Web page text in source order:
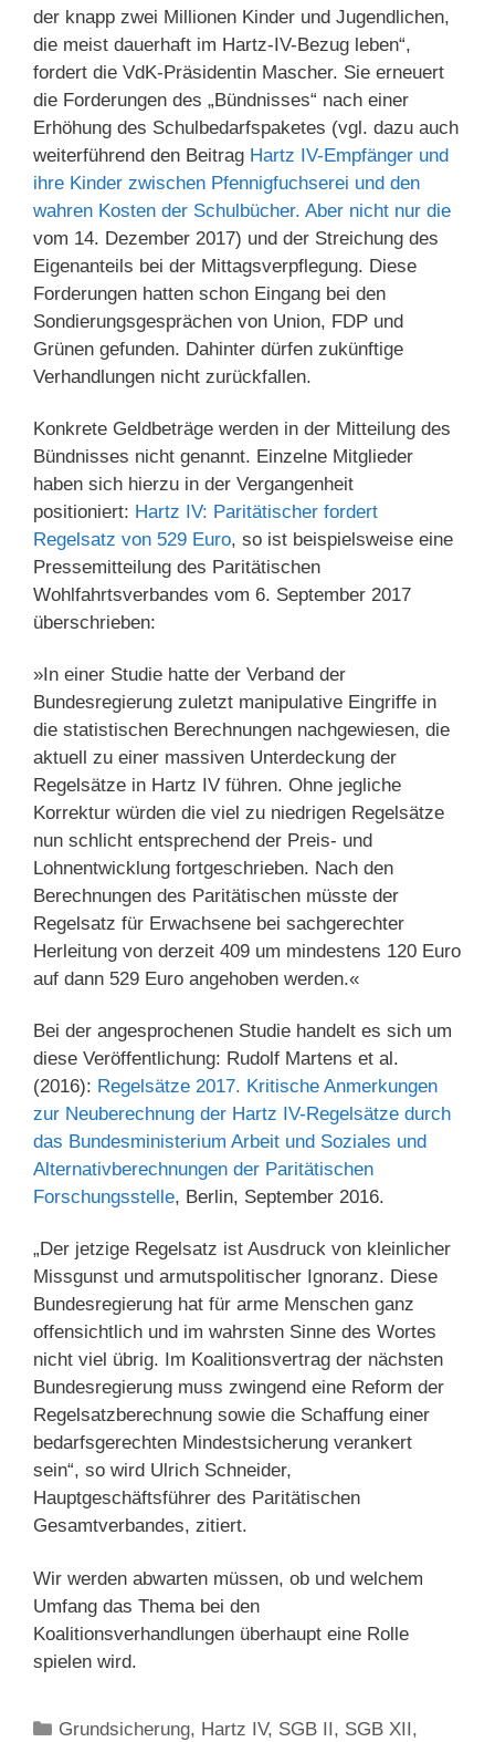
der knapp zwei Millionen Kinder und Jugendlichen,
die meist dauerhaft im Hartz-IV-Bezug leben“,
fordert die VdK-Präsidentin Mascher. Sie erneuert
die Forderungen des „Bündnisses“ nach einer
Erhöhung des Schulbedarfspaketes (vgl. dazu auch
weiterführend den Beitrag Hartz IV-Empfänger und
ihre Kinder zwischen Pfennigfuchserei und den
wahren Kosten der Schulbücher. Aber nicht nur die
vom 14. Dezember 2017) und der Streichung des
Eigenanteils bei der Mittagsverpflegung. Diese
Forderungen hatten schon Eingang bei den
Sondierungsgesprächen von Union, FDP und
Grünen gefunden. Dahinter dürfen zukünftige
Verhandlungen nicht zurückfallen.
Konkrete Geldbeträge werden in der Mitteilung des
Bündnisses nicht genannt. Einzelne Mitglieder
haben sich hierzu in der Vergangenheit
positioniert: Hartz IV: Paritätischer fordert
Regelsatz von 529 Euro, so ist beispielsweise eine
Pressemitteilung des Paritätischen
Wohlfahrtsverbandes vom 6. September 2017
überschrieben:
»In einer Studie hatte der Verband der
Bundesregierung zuletzt manipulative Eingriffe in
die statistischen Berechnungen nachgewiesen, die
aktuell zu einer massiven Unterdeckung der
Regelsätze in Hartz IV führen. Ohne jegliche
Korrektur würden die viel zu niedrigen Regelsätze
nun schlicht entsprechend der Preis- und
Lohnentwicklung fortgeschrieben. Nach den
Berechnungen des Paritätischen müsste der
Regelsatz für Erwachsene bei sachgerechter
Herleitung von derzeit 409 um mindestens 120 Euro
auf dann 529 Euro angehoben werden.«
Bei der angesprochenen Studie handelt es sich um
diese Veröffentlichung: Rudolf Martens et al.
(2016): Regelsätze 2017. Kritische Anmerkungen
zur Neuberechnung der Hartz IV-Regelsätze durch
das Bundesministerium Arbeit und Soziales und
Alternativberechnungen der Paritätischen
Forschungsstelle, Berlin, September 2016.
„Der jetzige Regelsatz ist Ausdruck von kleinlicher
Missgunst und armutspolitischer Ignoranz. Diese
Bundesregierung hat für arme Menschen ganz
offensichtlich und im wahrsten Sinne des Wortes
nicht viel übrig. Im Koalitionsvertrag der nächsten
Bundesregierung muss zwingend eine Reform der
Regelsatzberechnung sowie die Schaffung einer
bedarfsgerechten Mindestsicherung verankert
sein“, so wird Ulrich Schneider,
Hauptgeschäftsführer des Paritätischen
Gesamtverbandes, zitiert.
Wir werden abwarten müssen, ob und welchem
Umfang das Thema bei den
Koalitionsverhandlungen überhaupt eine Rolle
spielen wird.
Kategorien
Grundsicherung, Hartz IV, SGB II, SGB XII,